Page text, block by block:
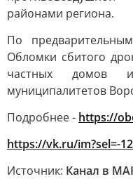
районами региона.
По
Обломки сбитого
частных
муниципалитетов
Подробнее - https://
https://vk.ru/im?sel=-
Источник: Канал в